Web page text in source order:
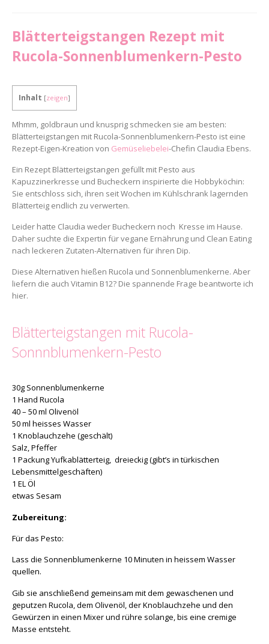
Blätterteigstangen Rezept mit
Rucola-Sonnenblumenkern-Pesto
Inhalt [zeigen]
Mhmm, goldbraun und knusprig schmecken sie am besten:
Blätterteigstangen mit Rucola-Sonnenblumenkern-Pesto ist eine
Rezept-Eigen-Kreation von Gemüseliebelei-Chefin Claudia Ebens.
Ein Rezept Blätterteigstangen gefüllt mit Pesto aus
Kapuzzinerkresse und Bucheckern inspirierte die Hobbyköchin:
Sie entschloss sich, ihren seit Wochen im Kühlschrank lagernden
Blätterteig endlich zu verwerten.
Leider hatte Claudia weder Bucheckern noch Kresse im Hause.
Daher suchte die Expertin für vegane Ernährung und Clean Eating
nach leckeren Zutaten-Alternativen für ihren Dip.
Diese Alternativen hießen Rucola und Sonnenblumenkerne. Aber
liefern die auch Vitamin B12? Die spannende Frage beantworte ich
hier.
Blätterteigstangen mit Rucola-
Sonnnblumenkern-Pesto
30g Sonnenblumenkerne
1 Hand Rucola
40 – 50 ml Olivenöl
50 ml heisses Wasser
1 Knoblauchzehe (geschält)
Salz, Pfeffer
1 Packung Yufkablätterteig, dreieckig (gibt’s in türkischen
Lebensmittelgeschäften)
1 EL Öl
etwas Sesam
Zubereitung:
Für das Pesto:
Lass die Sonnenblumenkerne 10 Minuten in heissem Wasser
quellen.
Gib sie anschließend gemeinsam mit dem gewaschenen und
geputzen Rucola, dem Olivenöl, der Knoblauchzehe und den
Gewürzen in einen Mixer und rühre solange, bis eine cremige
Masse entsteht.